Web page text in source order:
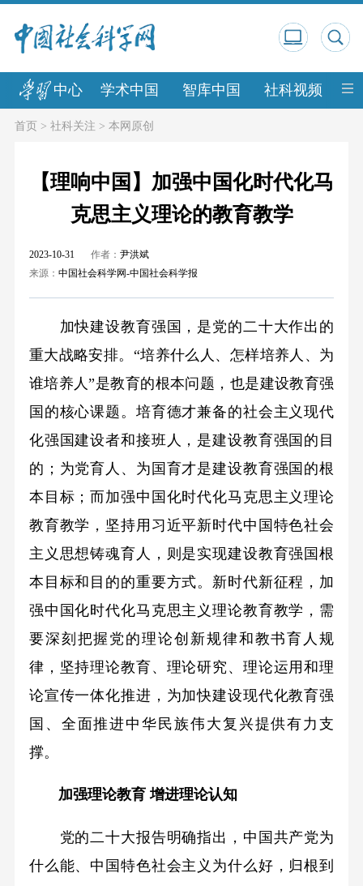
中心 学术中国 智库中国 社科视频 中
首页> 社科关注 > 本网原创
【理响中国】加强中国化时代化马
克思主义理论的教育教学
2023-10-31 作者： 尹洪斌
来源： 中国社会科学网-中国社会科学报
加快建设教育强国，是党的二十大作出的
重大战略安排。“培养什么人、怎样培养人、为
谁培养人”是教育的根本问题，也是建设教育强
国的核心课题。培育德才兼备的社会主义现代
化强国建设者和接班人，是建设教育强国的目
的；为党育人、为国育才是建设教育强国的根
本目标；而加强中国化时代化马克思主义理论
教育教学，坚持用习近平新时代中国特色社会
主义思想铸魂育人，则是实现建设教育强国根
本目标和目的的重要方式。新时代新征程，加
强中国化时代化马克思主义理论教育教学，需
要深刻把握党的理论创新规律和教书育人规
律，坚持理论教育、理论研究、理论运用和理
论宣传一体化推进，为加快建设现代化教育强
国、全面推进中华民族伟大复兴提供有力支
撑。
加强理论教育 增进理论认知
党的二十大报告明确指出，中国共产党为
什么能、中国特色社会主义为什么好，归根到